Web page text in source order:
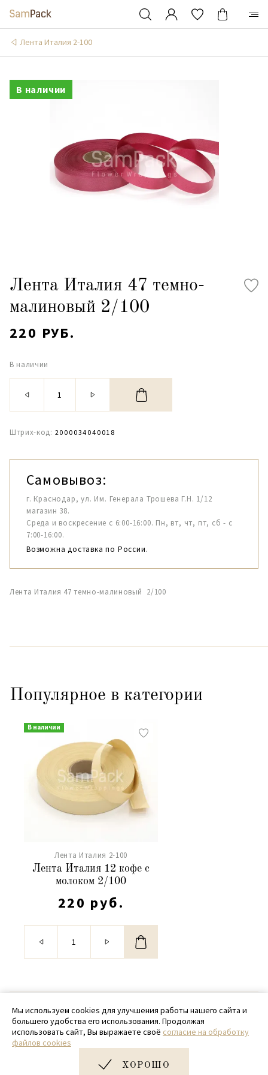
Лента Италия 2-100
В наличии
Лента Италия 47 темно-
малиновый 2/100
220 РУБ.
В наличии
Штрих-код: 2000034040018
Самовывоз:
г. Краснодар, ул. Им. Генерала Трошева Г.Н. 1/12
магазин 38.
Среда и воскресение с 6:00-16:00. Пн, вт, чт, пт, сб - с
7:00-16:00.
Возможна доставка по России.
Лента Италия 47 темно-малиновый 2/100
Популярное в категории
В наличии
Лента Италия 2-100
Лента Италия 12 кофе с
молоком 2/100
220 руб.
© 2020 - 2026 SamPack
+ 7 (918) 699-97-87
zakaz@sampack.store
Дизайн и разработка сайта
Мы используем cookies для улучшения работы нашего сайта и
большего удобства его использования. Продолжая
использовать сайт, Вы выражаете своё согласие на обработку
файлов cookies
ХОРОШО